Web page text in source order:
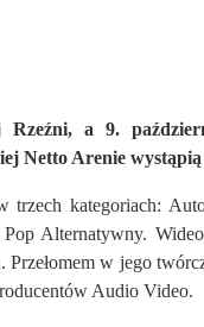
a 9.
Netto Arenie
trzech kategoriach:
Alternatywny.
w jego
Audio Video.